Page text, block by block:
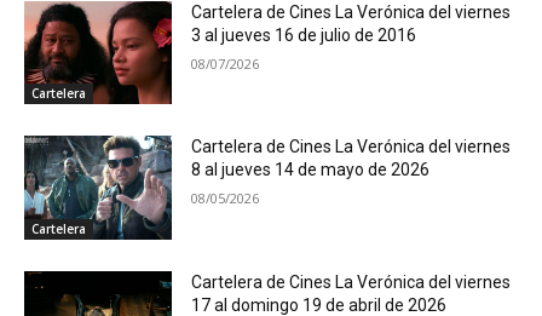
Cartelera
Cartelera de Cines La Verónica del viernes
3 al jueves 16 de julio de 2016
08/07/2026
Cartelera
Cartelera de Cines La Verónica del viernes
8 al jueves 14 de mayo de 2026
08/05/2026
Cartelera de Cines La Verónica del viernes
17 al domingo 19 de abril de 2026